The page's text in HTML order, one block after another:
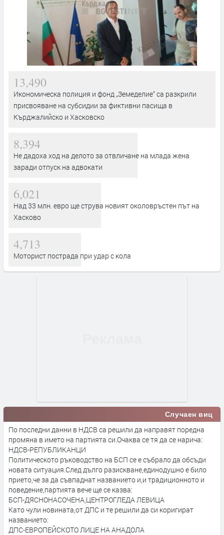
13,490
Икономическа полиция и фонд „Земеделие“ са разкрили
присвояване на субсидии за фиктивни пасища в
Кърджалийско и Хасковско
8,394
Не дадоха ход на делото за отвличане на млада жена
заради отпуск на адвокати
6,021
Над 33 млн. евро ще струва новият околовръстен път на
Хасково
4,713
Моторист пострада при удар с кола
Случаен виц
По последни данни в НДСВ са решили да направят поредна
промяна в името на партията си.Очаква се тя да се нарича:
НДСВ-РЕПУБЛИКАНЦИ
Политическото ръководство на БСП се е събрало да обсъди
новата ситуация.След дълго разискване,единодушно е било
прието,че за да съвпаднат названието и,и традиционното и
поведение,партията вече ще се казва:
БСП-ДЯСНОНАСОЧЕНА,ЦЕНТРОГЛЕДА ЛЕВИЦА
Като чули новината,от ДПС и те решили да си коригират
названието:
ДПС-ЕВРОПЕЙСКОТО ЛИЦЕ НА АНАДОЛА